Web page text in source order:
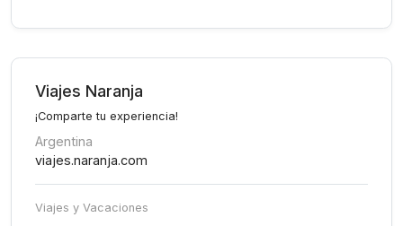
Viajes Naranja
¡Comparte tu experiencia!
Argentina
viajes.naranja.com
Viajes y Vacaciones